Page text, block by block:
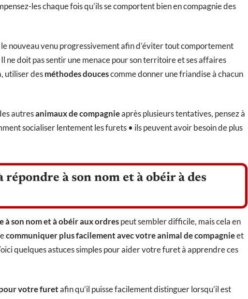
les chaque fois qu’ils se comportent bien en compagnie des
nouveau venu progressivement afin d’éviter tout comportement
ne doit pas sentir une menace pour son territoire et ses affaires
utiliser desméthodes doucescomme donner une friandise à chacun
autresanimaux de compagnieaprès plusieurs tentatives, pensez à
socialiser lentement les furets • ils peuvent avoir besoin de plus
à son nom et à obéir à des
son nom et à obéir aux ordrespeut sembler difficile, mais cela en
communiquer plus facilement avec votre animal de compagnieet
quelques astuces simples pour aider votre furet à apprendre ces
votre furetafin qu’il puisse facilement distinguer lorsqu’il est